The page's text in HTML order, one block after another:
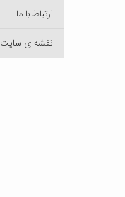
ارتباط با ما
نقشه ی سایت